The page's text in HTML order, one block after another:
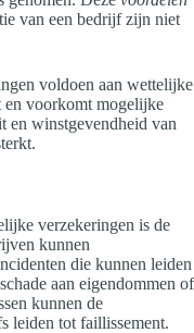
van een bedrijf zijn niet
voldoen aan wettelijke
en voorkomt mogelijke
en winstgevendheid van
verzekeringen is de
kunnen
die kunnen leiden
aan eigendommen of
kunnen de
leiden tot faillissement.